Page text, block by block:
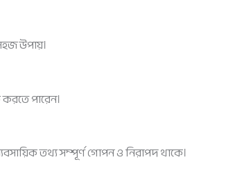
উপায়।
পারেন।
তথ্য সম্পূর্ণ গোপন ও নিরাপদ থাকে।